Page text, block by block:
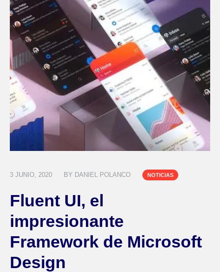
3 JUNIO, 2020 BY DANIEL POLANCO NOTICIAS
Fluent UI, el
impresionante
Framework de Microsoft
Design